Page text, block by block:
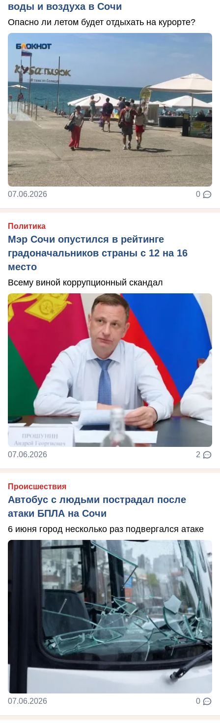
воды и воздуха в Сочи
Опасно ли летом будет отдыхать на курорте?
07.06.2026 0
Политика
Мэр Сочи опустился в рейтинге
градоначальников страны с 12 на 16
место
Всему виной коррупционный скандал
07.06.2026 2
Происшествия
Автобус с людьми пострадал после
атаки БПЛА на Сочи
6 июня город несколько раз подвергался атаке
07.06.2026 0